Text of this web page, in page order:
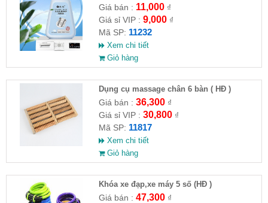
máy giặt CLEANING FLUID
Giá bán : 11,000₫
Giá sỉ VIP : 9,000₫
Mã SP: 11232
Xem chi tiết
Giỏ hàng
Dụng cụ massage chân 6 bàn ( HĐ )
Giá bán : 36,300₫
Giá sỉ VIP : 30,800₫
Mã SP: 11817
Xem chi tiết
Giỏ hàng
Khóa xe đạp,xe máy 5 số (HĐ )
Giá bán : 47,300₫